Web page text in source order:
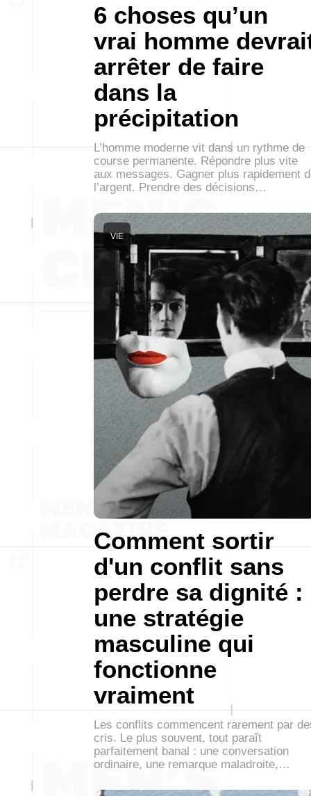
6 choses qu’un
vrai homme
arrêter de faire
dans la
précipitation
L’homme moderne vit dans un rythme de
course permanente. Répondre plus vite
aux messages. Gagner plus rapidement
l’argent. Prendre des décisions…
Comment sortir
d'un conflit sans
perdre sa dignité :
une stratégie
masculine qui
fonctionne
vraiment
VIE
Les conflits commencent rarement par
cris. Le plus souvent, tout paraît
parfaitement banal : une conversation
ordinaire, une remarque maladroite,…